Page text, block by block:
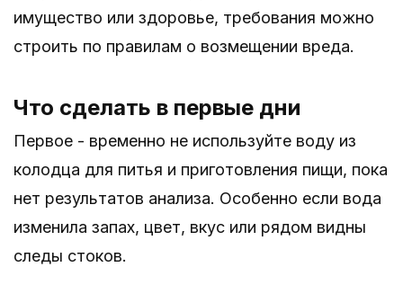
имущество или здоровье, требования можно
строить по правилам о возмещении вреда.
Что сделать в первые дни
Первое - временно не используйте воду из
колодца для питья и приготовления пищи, пока
нет результатов анализа. Особенно если вода
изменила запах, цвет, вкус или рядом видны
следы стоков.